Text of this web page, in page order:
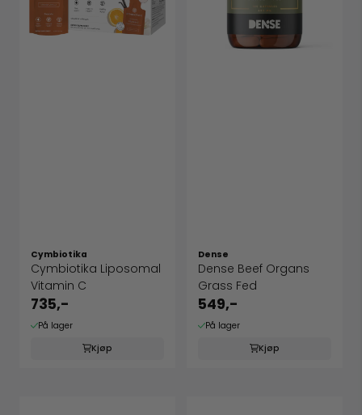
Cymbiotika
Cymbiotika Liposomal
Vitamin C
735,-
På lager
Kjøp
Dense
Dense Beef Organs
Grass Fed
549,-
På lager
Kjøp